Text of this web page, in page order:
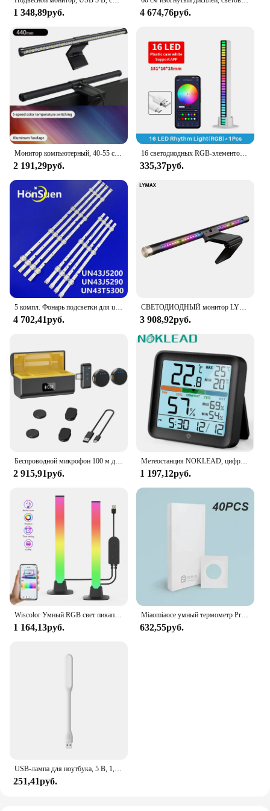
1 348,89руб. 4 674,76руб.
Монитор компьютерный, 40-55 см, с подсветкой
2 191,29руб.
16 светодиодных RGB-элементов, планшетофон с управлением через приложение для рабочего стола, искусственная атмосфера, синхронизация музыки, ТВ, настенная компьютерная игра, спальня, ночная лампа
335,37руб.
5 компл. Фонарь подсветки для un43j5200 un43j5200af un43j5290 UN43T5300 UN43T5300AG UA43N5380 UE43N5300 UE43N5000 UA43N5100
4 702,41руб.
СВЕТОДИОДНЫЙ монитор LYMAX, лампа для чтения с плавным затемнением, Подвесная лампа для компьютера и учебы, для игр
3 908,92руб.
Беспроводной микрофон 100 м для телефона, профессиональный Магнитный петличный микрофон с зарядным боксом, шумоподавление для записи
2 915,91руб.
Метеостанция NOKLEAD, цифровой измеритель температуры и влажности в помещении, с ЖК дисплеем
1 197,12руб.
Wiscolor Умный RGB свет пикапа, музыкальный ритм света игровая настольная лампа рождественское украшение Ambient свет ритм настольное освещение рабочего стола RGB свет бар музыкальный ритм
1 164,13руб.
Miaomiaoce умный термометр Pro Type-C, перезаряжаемый, IPX6 Водонепроницаемый, измерение температуры, лихорадки, сигнализация, удаленный мониторинг
632,55руб.
USB-лампа для ноутбука, 5 В, 1,2 Вт
251,41руб.